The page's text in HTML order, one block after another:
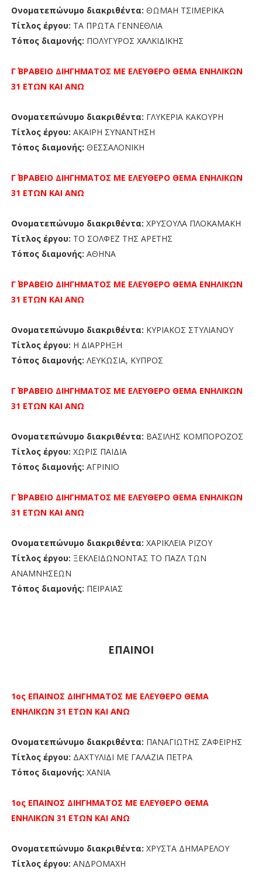
Ονοματεπώνυμο διακριθέντα: ΘΩΜΑΗ ΤΣΙΜΕΡΙΚΑ
Τίτλος έργου: ΤΑ ΠΡΩΤΑ ΓΕΝΝΕΘΛΙΑ
Τόπος διαμονής: ΠΟΛΥΓΥΡΟΣ ΧΑΛΚΙΔΙΚΗΣ
Γ΄ ΒΡΑΒΕΙΟ ΔΙΗΓΗΜΑΤΟΣ ΜΕ ΕΛΕΥΘΕΡΟ ΘΕΜΑ ΕΝΗΛΙΚΩΝ
31 ΕΤΩΝ ΚΑΙ ΑΝΩ
Ονοματεπώνυμο διακριθέντα: ΓΛΥΚΕΡΙΑ ΚΑΚΟΥΡΗ
Τίτλος έργου: ΑΚΑΙΡΗ ΣΥΝΑΝΤΗΣΗ
Τόπος διαμονής: ΘΕΣΣΑΛΟΝΙΚΗ
Γ΄ ΒΡΑΒΕΙΟ ΔΙΗΓΗΜΑΤΟΣ ΜΕ ΕΛΕΥΘΕΡΟ ΘΕΜΑ ΕΝΗΛΙΚΩΝ
31 ΕΤΩΝ ΚΑΙ ΑΝΩ
Ονοματεπώνυμο διακριθέντα: ΧΡΥΣΟΥΛΑ ΠΛΟΚΑΜΑΚΗ
Τίτλος έργου: ΤΟ ΣΟΛΦΕΖ ΤΗΣ ΑΡΕΤΗΣ
Τόπος διαμονής: ΑΘΗΝΑ
Γ΄ ΒΡΑΒΕΙΟ ΔΙΗΓΗΜΑΤΟΣ ΜΕ ΕΛΕΥΘΕΡΟ ΘΕΜΑ ΕΝΗΛΙΚΩΝ
31 ΕΤΩΝ ΚΑΙ ΑΝΩ
Ονοματεπώνυμο διακριθέντα: ΚΥΡΙΑΚΟΣ ΣΤΥΛΙΑΝΟΥ
Τίτλος έργου: Η ΔΙΑΡΡΗΞΗ
Τόπος διαμονής: ΛΕΥΚΩΣΙΑ, ΚΥΠΡΟΣ
Γ΄ ΒΡΑΒΕΙΟ ΔΙΗΓΗΜΑΤΟΣ ΜΕ ΕΛΕΥΘΕΡΟ ΘΕΜΑ ΕΝΗΛΙΚΩΝ
31 ΕΤΩΝ ΚΑΙ ΑΝΩ
Ονοματεπώνυμο διακριθέντα: ΒΑΣΙΛΗΣ ΚΟΜΠΟΡΟΖΟΣ
Τίτλος έργου: ΧΩΡΙΣ ΠΑΙΔΙΑ
Τόπος διαμονής: ΑΓΡΙΝΙΟ
Γ΄ ΒΡΑΒΕΙΟ ΔΙΗΓΗΜΑΤΟΣ ΜΕ ΕΛΕΥΘΕΡΟ ΘΕΜΑ ΕΝΗΛΙΚΩΝ
31 ΕΤΩΝ ΚΑΙ ΑΝΩ
Ονοματεπώνυμο διακριθέντα: ΧΑΡΙΚΛΕΙΑ ΡΙΖΟΥ
Τίτλος έργου: ΞΕΚΛΕΙΔΩΝΟΝΤΑΣ ΤΟ ΠΑΖΛ ΤΩΝ
ΑΝΑΜΝΗΣΕΩΝ
Τόπος διαμονής: ΠΕΙΡΑΙΑΣ
ΕΠΑΙΝΟΙ
1ος ΕΠΑΙΝΟΣ ΔΙΗΓΗΜΑΤΟΣ ΜΕ ΕΛΕΥΘΕΡΟ ΘΕΜΑ
ΕΝΗΛΙΚΩΝ 31 ΕΤΩΝ ΚΑΙ ΑΝΩ
Ονοματεπώνυμο διακριθέντα: ΠΑΝΑΓΙΩΤΗΣ ΖΑΦΕΙΡΗΣ
Τίτλος έργου: ΔΑΧΤΥΛΙΔΙ ΜΕ ΓΑΛΑΖΙΑ ΠΕΤΡΑ
Τόπος διαμονής: ΧΑΝΙΑ
1ος ΕΠΑΙΝΟΣ ΔΙΗΓΗΜΑΤΟΣ ΜΕ ΕΛΕΥΘΕΡΟ ΘΕΜΑ
ΕΝΗΛΙΚΩΝ 31 ΕΤΩΝ ΚΑΙ ΑΝΩ
Ονοματεπώνυμο διακριθέντα: ΧΡΥΣΤΑ ΔΗΜΑΡΕΛΟΥ
Τίτλος έργου: ΑΝΔΡΟΜΑΧΗ